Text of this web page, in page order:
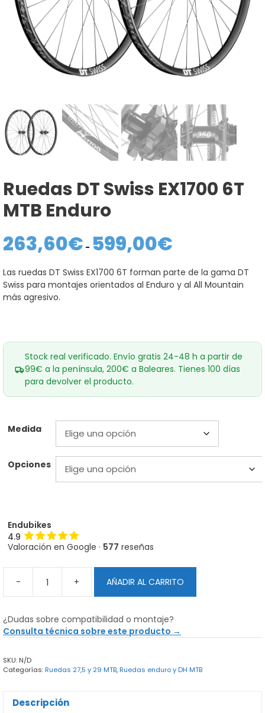
Ruedas DT Swiss EX1700 6T
MTB Enduro
263,60€ - 599,00€
desde
263,60€
hasta
Las ruedas DT Swiss EX1700 6T forman parte de la gama DT
Swiss para montajes orientados al Enduro y al All Mountain
más agresivo.
Stock real verificado. Envío gratis 24-48 h a partir de
99€ a la península, 200€ a Baleares. Tienes 100 días
para devolver el producto.
Medida
Opciones
Endubikes
4.9
Valoración en Google · 577 reseñas
-
Ruedas
DT
EX1700
6T
cantidad
+ AÑADIR AL CARRITO
¿Dudas sobre compatibilidad o montaje?
Consulta técnica sobre este producto →
SKU: N/D
Categorías:Ruedas 27,5 y 29 MTB,Ruedas enduro y DH MTB
Descripción